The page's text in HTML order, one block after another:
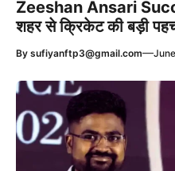
Zeeshan Ansari
शहर से क्रिकेट की बड़ी
By sufiyanftp3@gmail.com—